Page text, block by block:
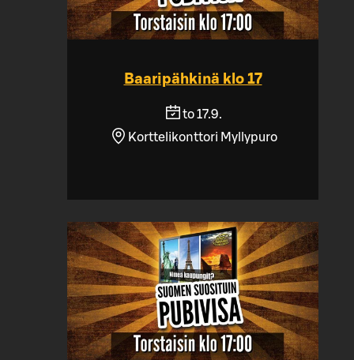
Baaripähkinä klo 17
to 17.9.
Korttelikonttori Myllypuro